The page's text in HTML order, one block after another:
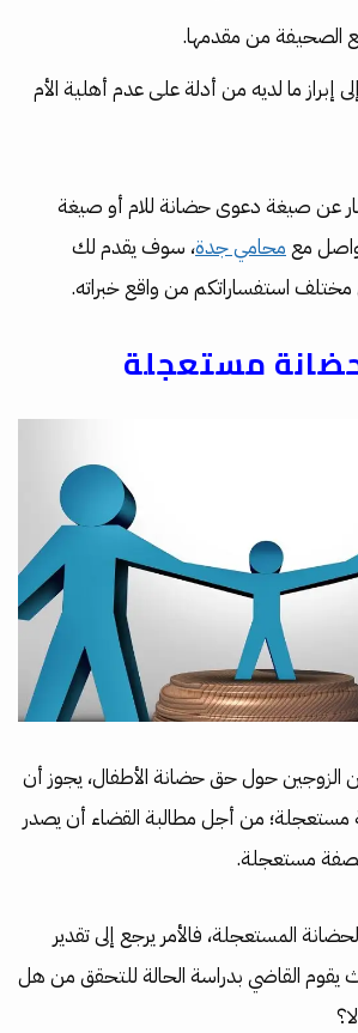
الصحيفة من مقدمها.
إبراز ما لديه من أدلة على عدم أهلية الأم
عن صيغة دعوى حضانة للام أو صيغة
مع محامي جدة، سوف يقدم لك
مختلف استفساراتكم من واقع خبراته.
مستعجلة
الزوجين حول حق حضانة الأطفال، يجوز أن
من أجل مطالبة القضاء أن يصدر
بصفة مستعجلة.
المستعجلة، فالأمر يرجع إلى تقدير
القاضي بدراسة الحالة للتحقق من هل